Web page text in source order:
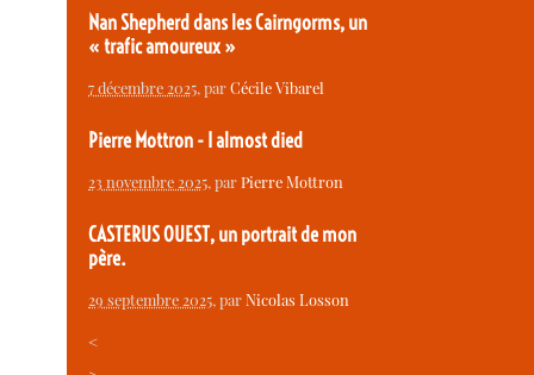
Nan Shepherd dans les Cairngorms, un
« trafic amoureux »
7 décembre 2025, parCécile Vibarel
Pierre Mottron - I almost died
23 novembre 2025, parPierre Mottron
CASTERUS OUEST, un portrait de mon
père.
29 septembre 2025, parNicolas Losson
<